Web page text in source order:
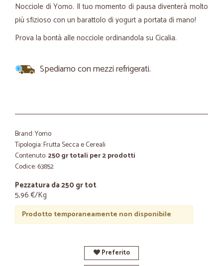
Nocciole di Yomo. Il tuo momento di pausa diventerà molto
più sfizioso con un barattolo di yogurt a portata di mano!
Prova la bontà alle nocciole ordinandola su Cicalia.
Spediamo con mezzi refrigerati.
Brand: Yomo
Tipologia: Frutta Secca e Cereali
Contenuto:250 gr totali per 2 prodotti
Codice: 63852
Pezzatura da 250 gr tot
5,96 €/Kg
Prodotto temporaneamente non disponibile
Preferito